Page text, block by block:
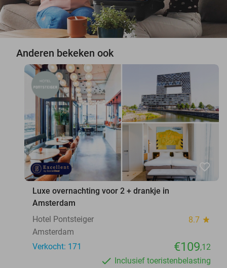
Anderen bekeken ook
favorite_border
Luxe overnachting voor 2 + drankje in
Amsterdam
Hotel Pontsteiger
8.7 star
Amsterdam
Verkocht: 171
€109,12
Inclusief toeristenbelasting